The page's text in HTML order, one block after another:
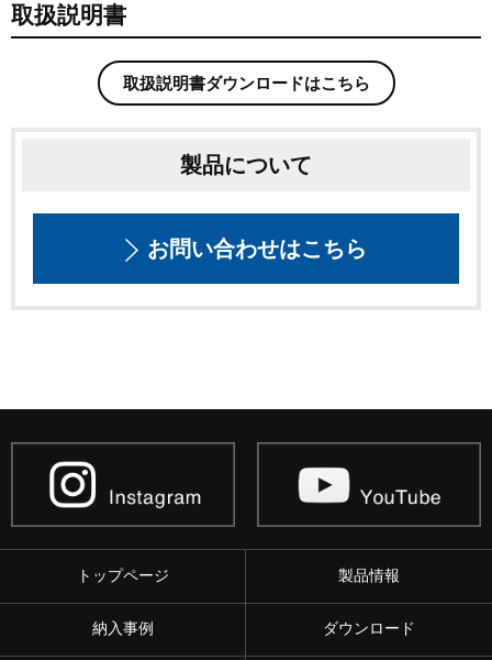
取扱説明書
取扱説明書ダウンロードはこちら
製品について
お問い合わせはこちら
トップページ 製品情報
納入事例 ダウンロード